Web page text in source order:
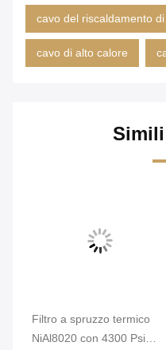
cavo del riscaldamento
cavo di alto calore
Filtro a spruzzo termico
NiAl8020 con 4300 Psi